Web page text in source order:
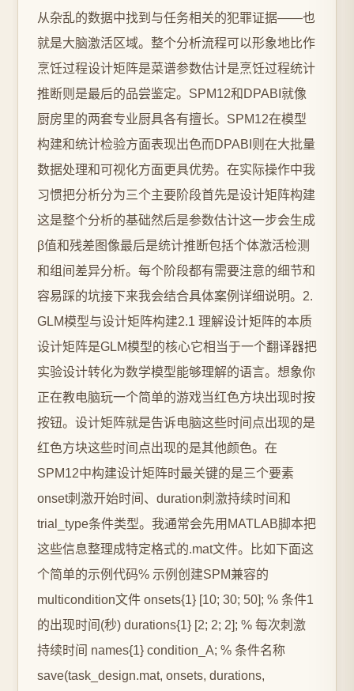
从杂乱的数据中找到与任务相关的犯罪证据——也
就是大脑激活区域。整个分析流程可以形象地比作
烹饪过程设计矩阵是菜谱参数估计是烹饪过程统计
推断则是最后的品尝鉴定。SPM12和DPABI就像
厨房里的两套专业厨具各有擅长。SPM12在模型
构建和统计检验方面表现出色而DPABI则在大批量
数据处理和可视化方面更具优势。在实际操作中我
习惯把分析分为三个主要阶段首先是设计矩阵构建
这是整个分析的基础然后是参数估计这一步会生成
β值和残差图像最后是统计推断包括个体激活检测
和组间差异分析。每个阶段都有需要注意的细节和
容易踩的坑接下来我会结合具体案例详细说明。2.
GLM模型与设计矩阵构建2.1 理解设计矩阵的本质
设计矩阵是GLM模型的核心它相当于一个翻译器把
实验设计转化为数学模型能够理解的语言。想象你
正在教电脑玩一个简单的游戏当红色方块出现时按
按钮。设计矩阵就是告诉电脑这些时间点出现的是
红色方块这些时间点出现的是其他颜色。在
SPM12中构建设计矩阵时最关键的是三个要素
onset刺激开始时间、duration刺激持续时间和
trial_type条件类型。我通常会先用MATLAB脚本把
这些信息整理成特定格式的.mat文件。比如下面这
个简单的示例代码% 示例创建SPM兼容的
multicondition文件 onsets{1} [10; 30; 50]; % 条件1
的出现时间(秒) durations{1} [2; 2; 2]; % 每次刺激
持续时间 names{1} condition_A; % 条件名称
save(task_design.mat, onsets, durations,